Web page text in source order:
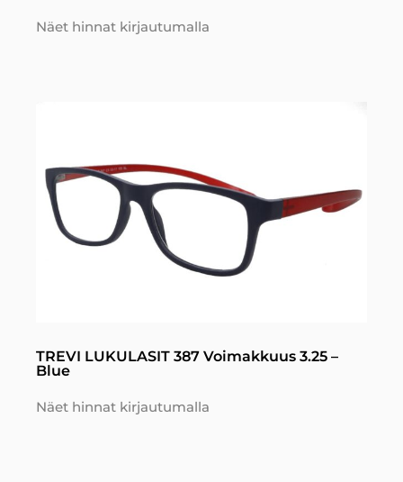
Näet hinnat kirjautumalla
TREVI LUKULASIT 387 Voimakkuus 3.25 –
Blue
Näet hinnat kirjautumalla